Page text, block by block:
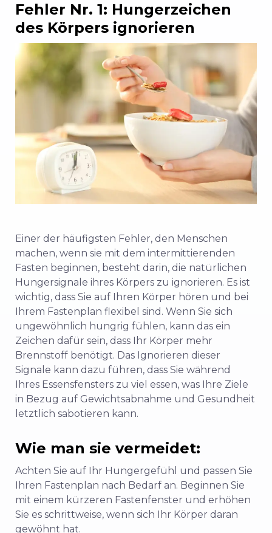
Fehler Nr. 1: Hungerzeichen
des Körpers ignorieren
Einer der häufigsten Fehler, den Menschen
machen, wenn sie mit dem intermittierenden
Fasten beginnen, besteht darin, die natürlichen
Hungersignale ihres Körpers zu ignorieren. Es ist
wichtig, dass Sie auf Ihren Körper hören und bei
Ihrem Fastenplan flexibel sind. Wenn Sie sich
ungewöhnlich hungrig fühlen, kann das ein
Zeichen dafür sein, dass Ihr Körper mehr
Brennstoff benötigt. Das Ignorieren dieser
Signale kann dazu führen, dass Sie während
Ihres Essensfensters zu viel essen, was Ihre Ziele
in Bezug auf Gewichtsabnahme und Gesundheit
letztlich sabotieren kann.
Wie man sie vermeidet:
Achten Sie auf Ihr Hungergefühl und passen Sie
Ihren Fastenplan nach Bedarf an. Beginnen Sie
mit einem kürzeren Fastenfenster und erhöhen
Sie es schrittweise, wenn sich Ihr Körper daran
gewöhnt hat.